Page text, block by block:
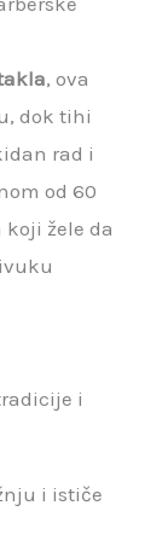
, ova
dok tihi
rad i
od 60
žele da
i
i ističe